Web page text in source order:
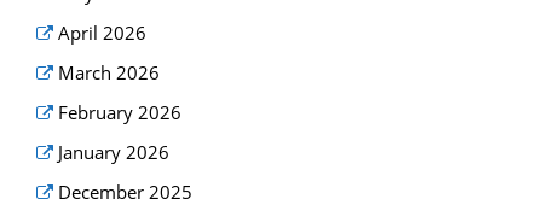
April 2026
March 2026
February 2026
January 2026
December 2025